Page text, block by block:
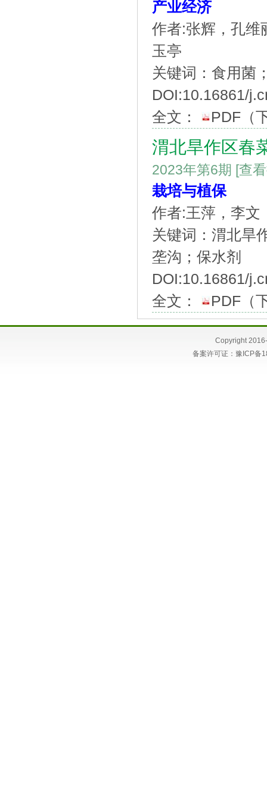
产业经济
作者:张辉，孔维
玉亭
关键词：食用菌
DOI:10.16861/
全文：
PDF （
渭北旱作区春
2023年第6期 [查
栽培与植保
作者:王萍，李文
关键词：渭北旱
垄沟；保水剂
DOI:10.16861/
全文：
PDF （
Copyright
备案许可证： 豫ICP备